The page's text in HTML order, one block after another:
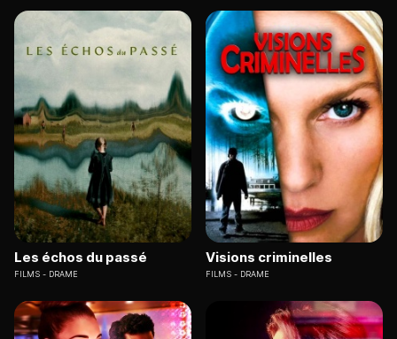
Les échos du passé
FILMS DRAME
Visions criminelles
FILMS DRAME